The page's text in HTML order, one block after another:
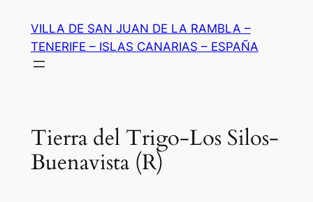
contenido
VILLA DE SAN JUAN DE LA RAMBLA –
TENERIFE – ISLAS CANARIAS – ESPAÑA
Tierra del Trigo-Los Silos-
Buenavista (R)